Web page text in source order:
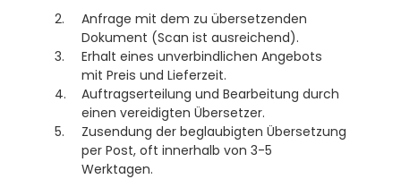
Anfrage mit dem zu übersetzenden
Dokument (Scan ist ausreichend).
Erhalt eines unverbindlichen Angebots
mit Preis und Lieferzeit.
Auftragserteilung und Bearbeitung durch
einen vereidigten Übersetzer.
Zusendung der beglaubigten Übersetzung
per Post, oft innerhalb von 3-5
Werktagen.